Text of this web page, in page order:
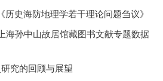
史海防地理学若干理论问题刍议》
海孙中山故居馆藏图书文献专题数据
究的回顾与展望